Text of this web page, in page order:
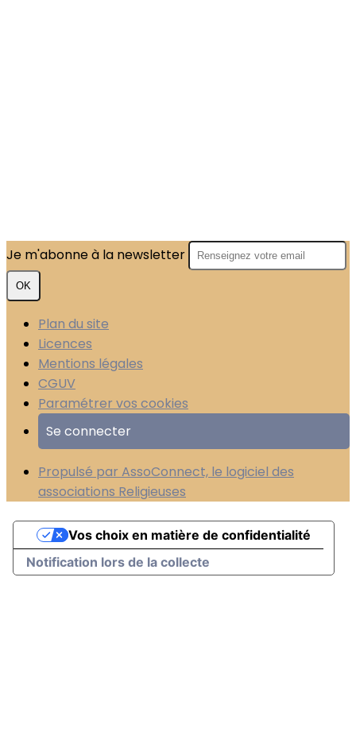
Je m'abonne à la newsletter
OK
Plan du site
Licences
Mentions légales
CGUV
Paramétrer vos cookies
Se connecter
Propulsé par AssoConnect, le logiciel des
associations Religieuses
Notification lors de la collecte
Vos choix en matière de confidentialité